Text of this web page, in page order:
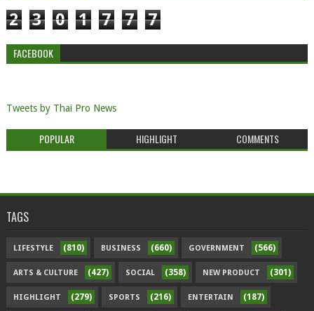
2 3 0 1 7 7 7
FACEBOOK
Tweets by Thai Pro News
POPULAR HIGHLIGHT COMMENTS
TAGS
LIFESTYLE (810) BUSINESS (660) GOVERNMENT (566)
ARTS & CULTURE (427) SOCIAL (358) NEW PRODUCT (301)
HIGHLIGHT (279) SPORTS (216) ENTERTAIN (187)